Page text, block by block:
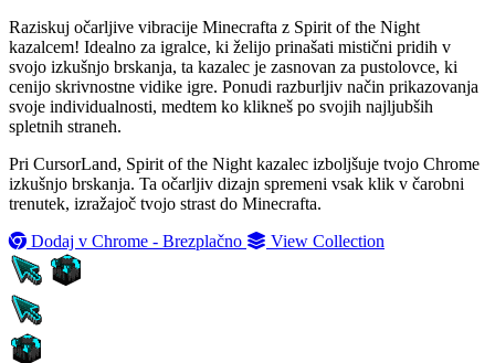
Raziskuj očarljive vibracije Minecrafta z Spirit of the Night
kazalcem! Idealno za igralce, ki želijo prinašati mistični pridih v
svojo izkušnjo brskanja, ta kazalec je zasnovan za pustolovce, ki
cenijo skrivnostne vidike igre. Ponudi razburljiv način prikazovanja
svoje individualnosti, medtem ko klikneš po svojih najljubših
spletnih straneh.
Pri CursorLand, Spirit of the Night kazalec izboljšuje tvojo Chrome
izkušnjo brskanja. Ta očarljiv dizajn spremeni vsak klik v čarobni
trenutek, izražajoč tvojo strast do Minecrafta.
Dodaj v Chrome - Brezplačno
View Collection